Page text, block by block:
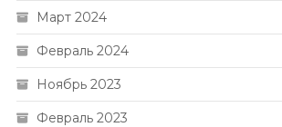
Март 2024
Февраль 2024
Ноябрь 2023
Февраль 2023